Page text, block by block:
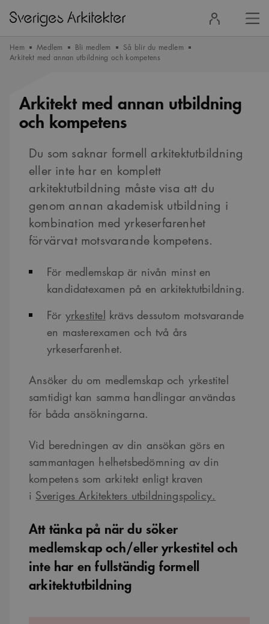
in
Hem Medlem Bli medlem
Så blir du medlem
Arkitekt med annan utbildning och kompetens
Arkitekt med annan utbildning
och kompetens
Du som saknar formell arkitektutbildning
eller inte har en komplett
arkitektutbildning måste visa att du
genom annan akademisk utbildning i
kombination med yrkeserfarenhet
förvärvat motsvarande kompetens.
För medlemskap är nivån minst en
kandidatexamen på en arkitektutbildning.
För yrkestitel krävs dessutom motsvarande
en masterexamen och två års
yrkeserfarenhet.
Ansöker du om medlemskap och yrkestitel
samtidigt kan samma handlingar användas
för båda ansökningarna.
Vid beredningen av din ansökan görs en
sammantagen helhetsbedömning av din
kompetens som arkitekt enligt kraven
i Sveriges Arkitekters utbildningspolicy.
Att tänka på när du söker
medlemskap och/eller yrkestitel och
inte har en fullständig formell
arkitektutbildning